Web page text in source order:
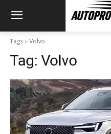
Tags Volvo
Tag: Volvo